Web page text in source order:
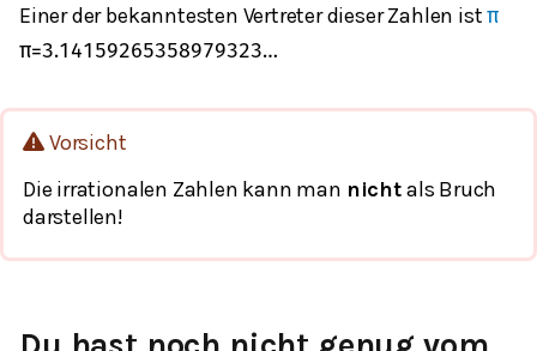
Einer der bekanntesten Vertreter dieser Zahlen istπ
π=3.14159265358979323…
Vorsicht
Die irrationalen Zahlen kann man nichtals Bruch
darstellen!